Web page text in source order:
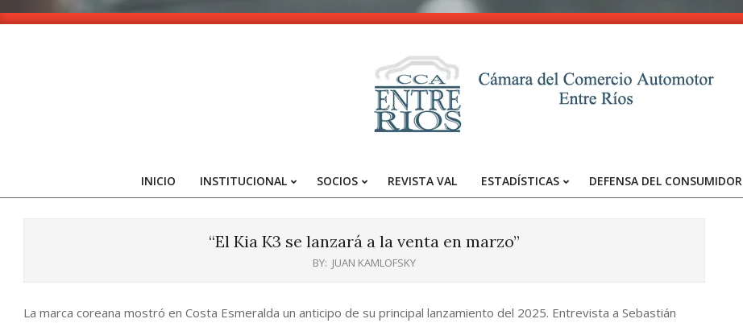
Skip
-
Entre
Primary
INICIO INSTITUCIONAL SOCIOS REVISTA VAL ESTADÍSTICAS DEFENSA DEL CONSUMIDOR
“El Kia K3 se lanzará a la venta en marzo”
BY: JUAN KAMLOFSKY
La marca coreana mostró en Costa Esmeralda un anticipo de su principal lanzamiento del 2025. Entrevista a Sebastián